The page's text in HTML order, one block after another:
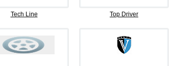
Tech Line Top Driver